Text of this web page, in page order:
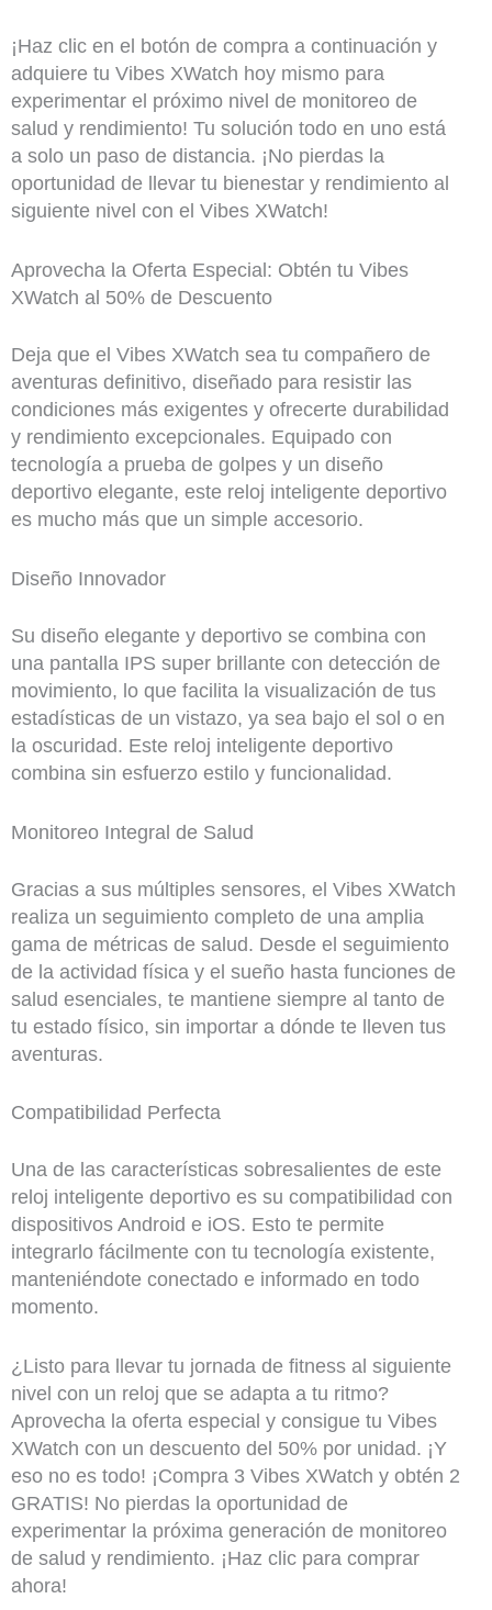
¡Haz clic en el botón de compra a continuación y
adquiere tu Vibes XWatch hoy mismo para
experimentar el próximo nivel de monitoreo de
salud y rendimiento! Tu solución todo en uno está
a solo un paso de distancia. ¡No pierdas la
oportunidad de llevar tu bienestar y rendimiento al
siguiente nivel con el Vibes XWatch!
Aprovecha la Oferta Especial: Obtén tu Vibes
XWatch al 50% de Descuento
Deja que el Vibes XWatch sea tu compañero de
aventuras definitivo, diseñado para resistir las
condiciones más exigentes y ofrecerte durabilidad
y rendimiento excepcionales. Equipado con
tecnología a prueba de golpes y un diseño
deportivo elegante, este reloj inteligente deportivo
es mucho más que un simple accesorio.
Diseño Innovador
Su diseño elegante y deportivo se combina con
una pantalla IPS super brillante con detección de
movimiento, lo que facilita la visualización de tus
estadísticas de un vistazo, ya sea bajo el sol o en
la oscuridad. Este reloj inteligente deportivo
combina sin esfuerzo estilo y funcionalidad.
Monitoreo Integral de Salud
Gracias a sus múltiples sensores, el Vibes XWatch
realiza un seguimiento completo de una amplia
gama de métricas de salud. Desde el seguimiento
de la actividad física y el sueño hasta funciones de
salud esenciales, te mantiene siempre al tanto de
tu estado físico, sin importar a dónde te lleven tus
aventuras.
Compatibilidad Perfecta
Una de las características sobresalientes de este
reloj inteligente deportivo es su compatibilidad con
dispositivos Android e iOS. Esto te permite
integrarlo fácilmente con tu tecnología existente,
manteniéndote conectado e informado en todo
momento.
¿Listo para llevar tu jornada de fitness al siguiente
nivel con un reloj que se adapta a tu ritmo?
Aprovecha la oferta especial y consigue tu Vibes
XWatch con un descuento del 50% por unidad. ¡Y
eso no es todo! ¡Compra 3 Vibes XWatch y obtén 2
GRATIS! No pierdas la oportunidad de
experimentar la próxima generación de monitoreo
de salud y rendimiento. ¡Haz clic para comprar
ahora!